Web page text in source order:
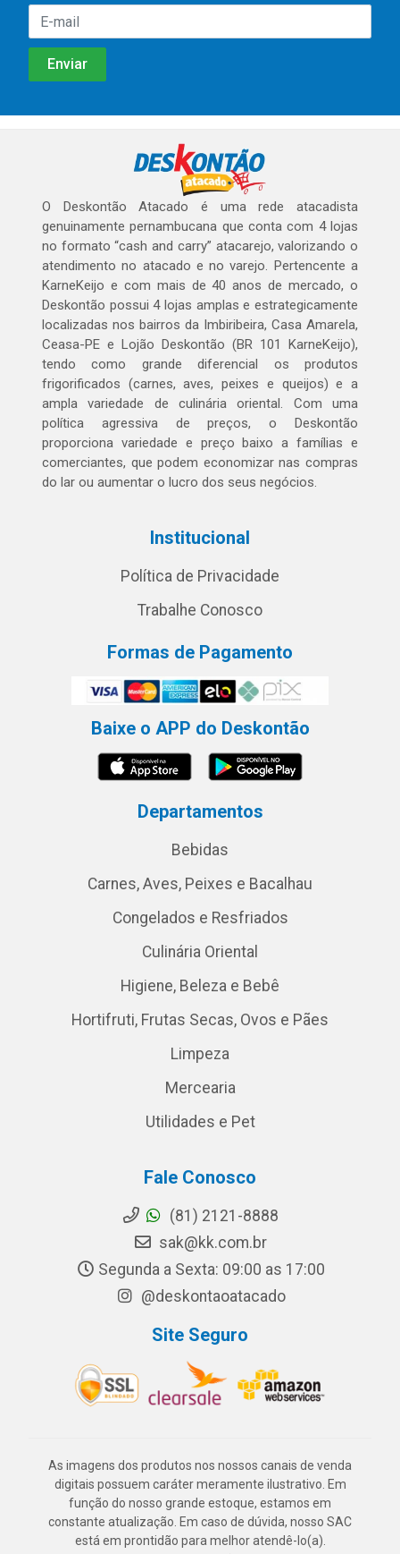
O Deskontão Atacado é uma rede atacadista
genuinamente pernambucana que conta com 4 lojas
no formato “cash and carry” atacarejo, valorizando o
atendimento no atacado e no varejo. Pertencente a
KarneKeijo e com mais de 40 anos de mercado, o
Deskontão possui 4 lojas amplas e estrategicamente
localizadas nos bairros da Imbiribeira, Casa Amarela,
Ceasa-PE e Lojão Deskontão (BR 101 KarneKeijo),
tendo como grande diferencial os produtos
frigorificados (carnes, aves, peixes e queijos) e a
ampla variedade de culinária oriental. Com uma
política agressiva de preços, o Deskontão
proporciona variedade e preço baixo a famílias e
comerciantes, que podem economizar nas compras
do lar ou aumentar o lucro dos seus negócios.
Institucional
Política de Privacidade
Trabalhe Conosco
Formas de Pagamento
Baixe o APP do Deskontão
Departamentos
Bebidas
Carnes, Aves, Peixes e Bacalhau
Congelados e Resfriados
Culinária Oriental
Higiene, Beleza e Bebê
Hortifruti, Frutas Secas, Ovos e Pães
Limpeza
Mercearia
Utilidades e Pet
Fale Conosco
(81) 2121-8888
sak@kk.com.br
Segunda a Sexta: 09:00 as 17:00
@deskontaoatacado
Site Seguro
As imagens dos produtos nos nossos canais de venda
digitais possuem caráter meramente ilustrativo. Em
função do nosso grande estoque, estamos em
constante atualização. Em caso de dúvida, nosso SAC
está em prontidão para melhor atendê-lo(a).